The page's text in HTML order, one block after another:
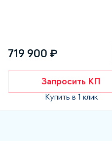
719 900 ₽
Запросить КП
Купить в 1 клик